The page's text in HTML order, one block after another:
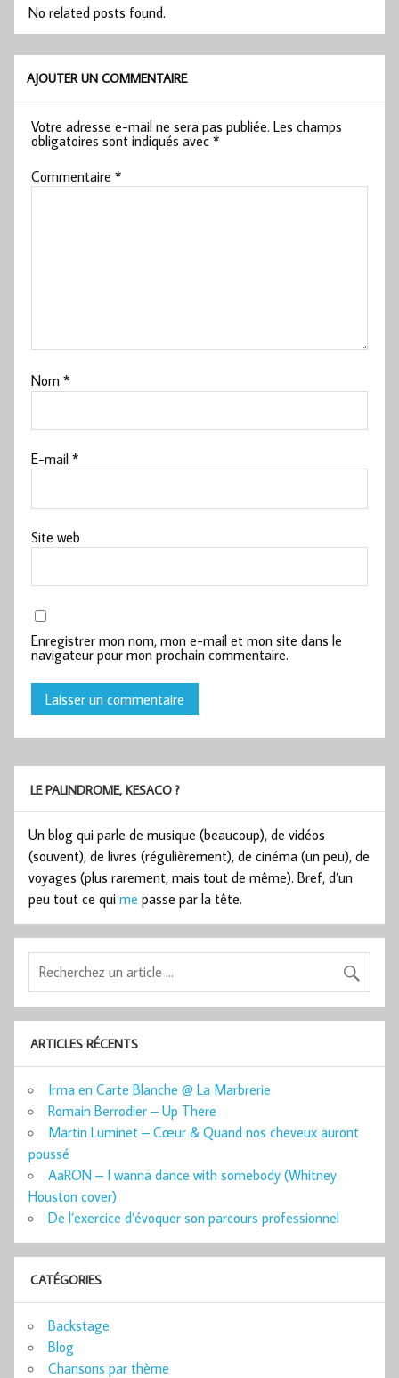
No related posts found.
AJOUTER UN COMMENTAIRE
Votre adresse e-mail ne sera pas publiée. Les champs
obligatoires sont indiqués avec*
Commentaire*
Nom*
E-mail*
Site web
Enregistrer mon nom, mon e-mail et mon site dans le
navigateur pour mon prochain commentaire.
LE PALINDROME, KESACO ?
Un blog qui parle de musique (beaucoup), de vidéos
(souvent), de livres (régulièrement), de cinéma (un peu), de
voyages (plus rarement, mais tout de même). Bref, d’un
peu tout ce qui me passe par la tête.
ARTICLES RÉCENTS
Irma en Carte Blanche @ La Marbrerie
Romain Berrodier – Up There
Martin Luminet – Cœur & Quand nos cheveux auront
poussé
AaRON – I wanna dance with somebody (Whitney
Houston cover)
De l’exercice d’évoquer son parcours professionnel
CATÉGORIES
Backstage
Blog
Chansons par thème